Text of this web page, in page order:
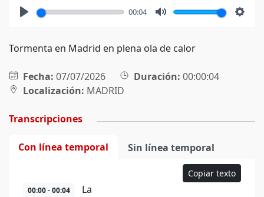
00:04
Tormenta en Madrid en plena ola de calor
Fecha: 07/07/2026 Duración: 00:00:04
Localización: MADRID
Transcripciones
Con línea temporal Sin línea temporal
Copiar texto
00:00 - 00:04 La